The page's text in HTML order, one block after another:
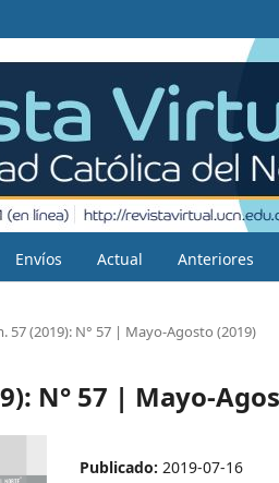
Envíos Actual Anteriores
57 (2019): N° 57 | Mayo-Agosto (2019)
N° 57 | Mayo-
Publicado: 2019-07-16